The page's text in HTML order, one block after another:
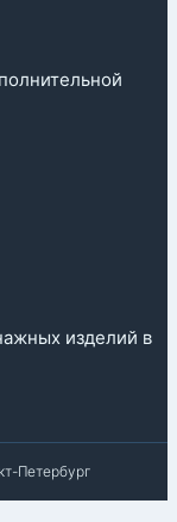
изделий в
Петербург